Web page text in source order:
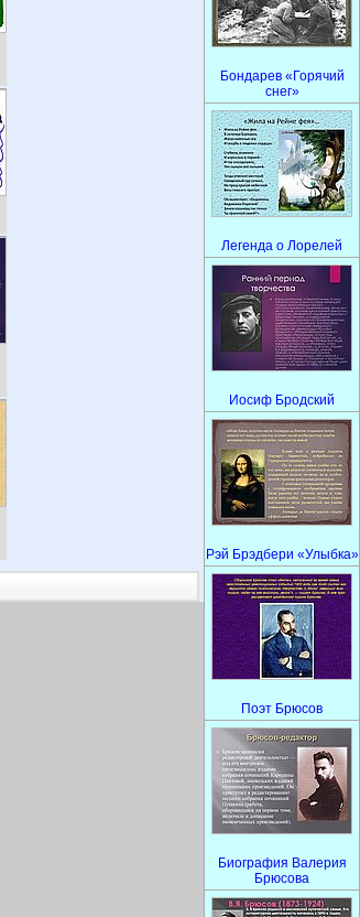
Бондарев «Горячий
снег»
Легенда о Лорелей
Иосиф Бродский
Рэй Брэдбери «Улыбка»
Поэт Брюсов
Биография Валерия
Брюсова